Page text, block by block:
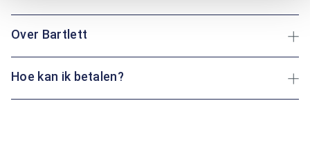
Over Bartlett
Hoe kan ik betalen?